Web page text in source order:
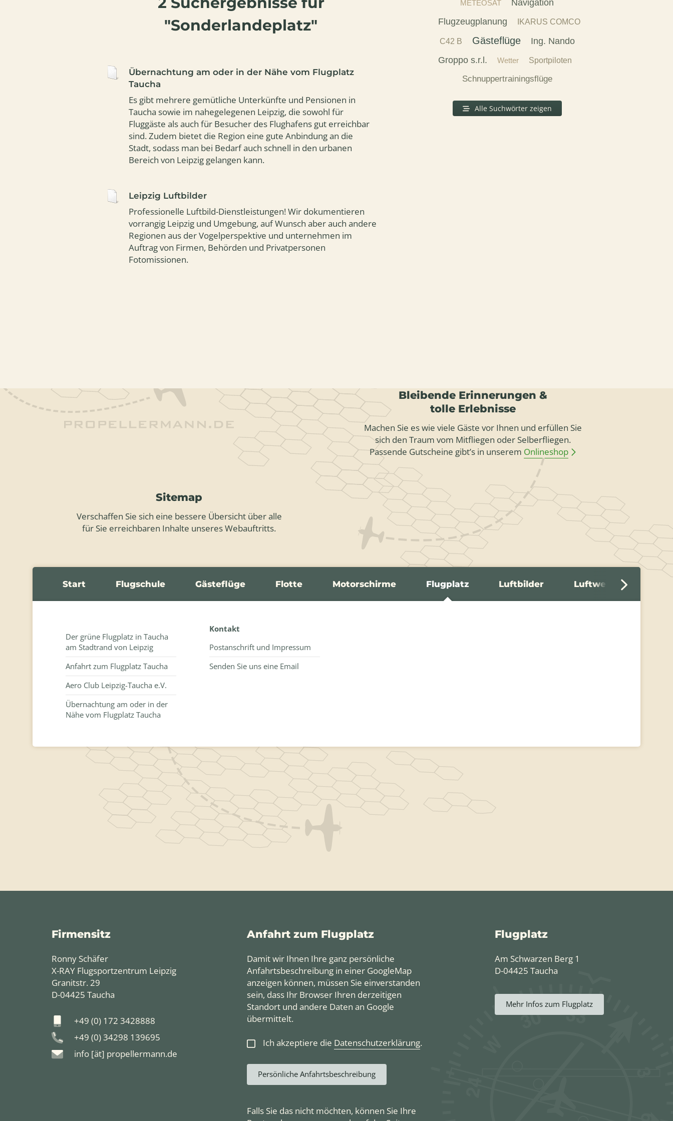
Steigrate in den Himmel.
"Sonderlandeplatz"
Übernachtung am oder in der Nähe vom Flugplatz
Taucha
Es gibt mehrere gemütliche Unterkünfte und Pensionen in
Taucha sowie im nahegelegenen Leipzig, die sowohl für
Fluggäste als auch für Besucher des Flughafens gut erreichbar
sind. Zudem bietet die Region eine gute Anbindung an die
Stadt, sodass man bei Bedarf auch schnell in den urbanen
Bereich von Leipzig gelangen kann.
Leipzig Luftbilder
Professionelle Luftbild-Dienstleistungen! Wir dokumentieren
vorrangig Leipzig und Umgebung, auf Wunsch aber auch andere
Regionen aus der Vogelperspektive und unternehmen im
Auftrag von Firmen, Behörden und Privatpersonen
Fotomissionen.
METEOSAT
Navigation
Flugzeugplanung
IKARUS COMCO
C42 B Gästeflüge
Ing. Nando
Groppo s.r.l.
Wetter Sportpiloten
Schnuppertrainingsflüge
Alle Suchwörter zeigen
Bleibende Erinnerungen &
tolle Erlebnisse
Machen Sie es wie viele Gäste vor Ihnen und erfüllen Sie
sich den Traum vom Mitfliegen oder Selberfliegen.
Passende Gutscheine gibt’s in unserem Onlineshop
Sitemap
Verschaffen Sie sich eine bessere Übersicht über alle
für Sie erreichbaren Inhalte unseres Webauftritts.
Start Flugschule Gästeflüge Flotte Motorschirme Flugplatz Luftbilder Luftwerbung
Der grüne Flugplatz in Taucha
am Stadtrand von Leipzig
Anfahrt zum Flugplatz Taucha
Aero Club Leipzig-Taucha e.V.
Übernachtung am oder in der
Nähe vom Flugplatz Taucha
Kontakt
Postanschrift und Impressum
Senden Sie uns eine Email
Firmensitz
Ronny Schäfer
X-RAY Flugsportzentrum Leipzig
Granitstr. 29
D-04425 Taucha
+49 (0) 172 3428888
+49 (0) 34298 139695
info [ät] propellermann.de
Anfahrt zum Flugplatz
Damit wir Ihnen Ihre ganz persönliche
Anfahrtsbeschreibung in einer GoogleMap
anzeigen können, müssen Sie einverstanden
sein, dass Ihr Browser Ihren derzeitigen
Standort und andere Daten an Google
übermittelt.
Ich akzeptiere die Datenschutzerklärung.
Persönliche Anfahrtsbeschreibung
Falls Sie das nicht möchten, können Sie Ihre
Flugplatz
Am Schwarzen Berg 1
D-04425 Taucha
Mehr Infos zum Flugplatz